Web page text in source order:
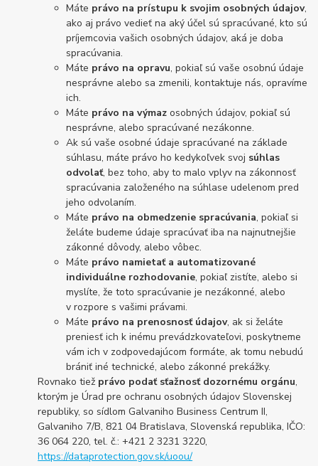
Máte právo na prístupu k svojim osobných údajov,
ako aj právo vedieť na aký účel sú spracúvané, kto sú
príjemcovia vašich osobných údajov, aká je doba
spracúvania.
Máte právo na opravu, pokiaľ sú vaše osobnú údaje
nesprávne alebo sa zmenili, kontaktuje nás, opravíme
ich.
Máte právo na výmaz osobných údajov, pokiaľ sú
nesprávne, alebo spracúvané nezákonne.
Ak sú vaše osobné údaje spracúvané na základe
súhlasu, máte právo ho kedykoľvek svoj súhlas
odvolať, bez toho, aby to malo vplyv na zákonnosť
spracúvania založeného na súhlase udelenom pred
jeho odvolaním.
Máte právo na obmedzenie spracúvania, pokiaľ si
želáte budeme údaje spracúvať iba na najnutnejšie
zákonné dôvody, alebo vôbec.
Máte právo namietať a automatizované
individuálne rozhodovanie, pokiaľ zistíte, alebo si
myslíte, že toto spracúvanie je nezákonné, alebo
v rozpore s vašimi právami.
Máte právo na prenosnosť údajov, ak si želáte
preniesť ich k inému prevádzkovateľovi, poskytneme
vám ich v zodpovedajúcom formáte, ak tomu nebudú
brániť iné technické, alebo zákonné prekážky.
Rovnako tiež právo podať sťažnosť dozornému orgánu,
ktorým je Úrad pre ochranu osobných údajov Slovenskej
republiky, so sídlom Galvaniho Business Centrum II,
Galvaniho 7/B, 821 04 Bratislava, Slovenská republika, IČO:
36 064 220, tel. č.: +421 2 3231 3220,
https://dataprotection.gov.sk/uoou/